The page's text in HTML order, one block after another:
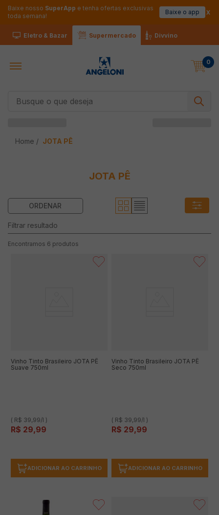
Baixe nosso SuperApp e tenha ofertas exclusivas
toda semana!
Baixe o app
Eletro & Bazar Supermercado Divvino
0
JOTA PÊ
JOTA PÊ
6 produtos
Vinho Tinto Brasileiro JOTA PÊ
Suave 750ml
( R$ 39,99/l )
R$ 29,99
ADICIONAR AO CARRINHO
Vinho Tinto Brasileiro JOTA PÊ
Seco 750ml
( R$ 39,99/l )
R$ 29,99
ADICIONAR AO CARRINHO